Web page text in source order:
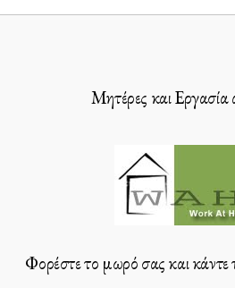
Μητέρες και Εργασία
Φορέστε το μωρό σας και κάντε